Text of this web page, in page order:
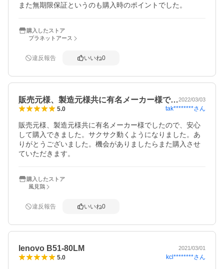
また無期限保証というのも購入時のポイントでした。
購入したストア
プラネットアース
違反報告 いいね0
販売元様、製造元様共に有名メーカー様で…2022/03/03
5.0 tak********さん
販売元様、製造元様共に有名メーカー様でしたので、安心
して購入できました。サクサク動くようになりました。あ
りがとうございました。機会がありましたらまた購入させ
ていただきます。
購入したストア
風見鶏
違反報告 いいね0
lenovo B51-80LM 2021/03/01
5.0 kcl********さん